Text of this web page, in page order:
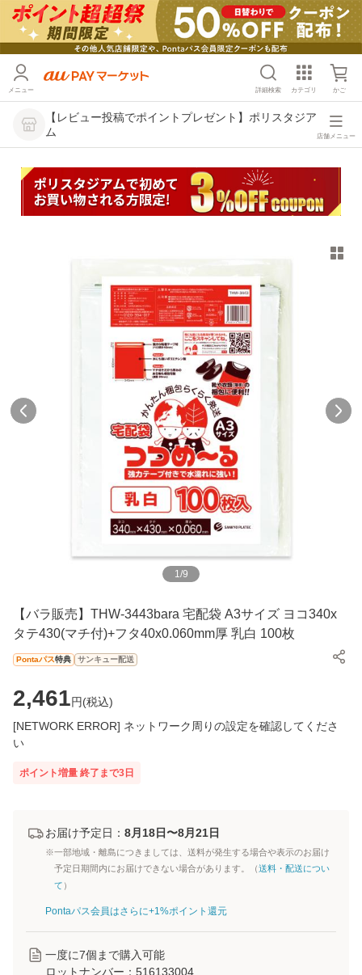
メニュー 詳細検索 カテゴリ かご
【レビュー投稿でポイントプレゼント】ポリスタジア
ム
店舗メニュー
1 /9
【バラ販売】THW-3443bara 宅配袋 A3サイズ ヨコ340x
タテ430(マチ付)+フタ40x0.060mm厚 乳白 100枚
Pontaパス特典 サンキュー配送
2,461円(税込)
[NETWORK ERROR] ネットワーク周りの設定を確認してくださ
い
ポイント増量 終了まで3日
お届け予定日： 8月18日〜8月21日
※一部地域・離島につきましては、送料が発生する場合や表示のお届け
予定日期間内にお届けできない場合があります。（送料・配送につい
て ）
Pontaパス会員はさらに+1%ポイント還元
一度に7個まで購入可能
ロットナンバー： 516133004